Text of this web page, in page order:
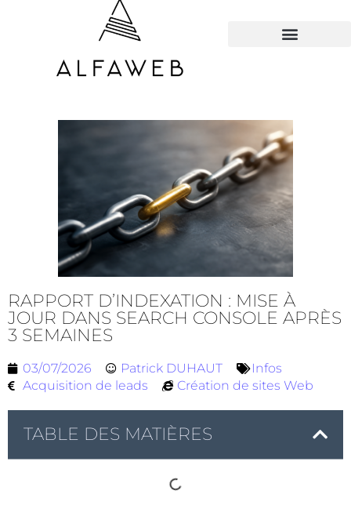
RAPPORT D’INDEXATION : MISE À
JOUR DANS SEARCH CONSOLE APRÈS
3 SEMAINES
03/07/2026 Patrick DUHAUT
Infos
Acquisition de leads
Création de sites Web
TABLE DES MATIÈRES